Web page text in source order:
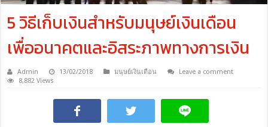
5 วิธีเก็บเงินสำหรับมนุษย์เงินเดือน
เพื่ออนาคตและอิสระภาพทางการเงิน
Admin 13/02/2018 มนุษย์เงินเดือน
Leave a comment
8,882 Views